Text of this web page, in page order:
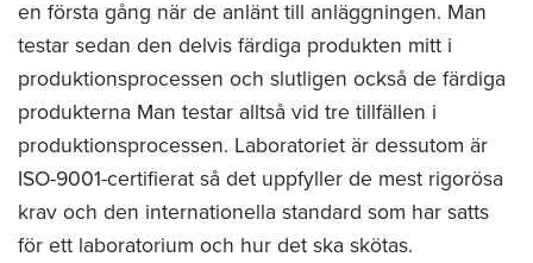
en första gång när de anlänt till anläggningen. Man
testar sedan den delvis färdiga produkten mitt i
produktionsprocessen och slutligen också de färdiga
produkterna Man testar alltså vid tre tillfällen i
produktionsprocessen. Laboratoriet är dessutom är
ISO-9001-certifierat så det uppfyller de mest rigorösa
krav och den internationella standard som har satts
för ett laboratorium och hur det ska skötas.